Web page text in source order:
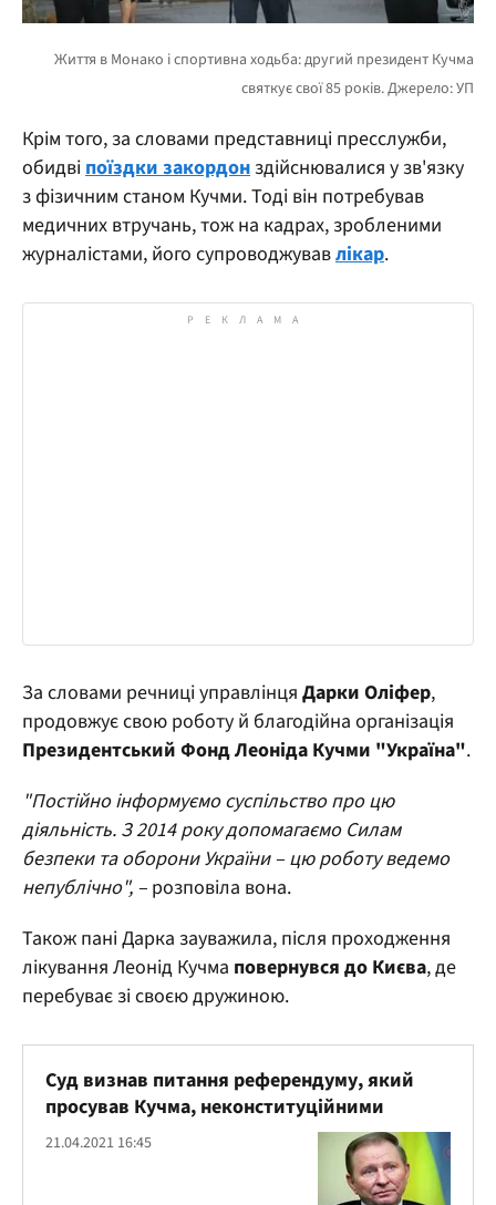
Крім того, за словами представниці пресслужби,
обидві поїздки закордон здійснювалися у зв'язку
з фізичним станом Кучми. Тоді він потребував
медичних втручань, тож на кадрах, зробленими
журналістами, його супроводжувавлікар.
За словами речниці управлінця Дарки Оліфер,
продовжує свою роботу й благодійна організація
Президентський Фонд Леоніда Кучми "Україна".
"Постійно інформуємо суспільство про цю
діяльність. З 2014 року допомагаємо Силам
безпеки та оборони України – цю роботу ведемо
непублічно", – розповіла вона.
Також пані Дарка зауважила, після проходження
лікування Леонід Кучма повернувся до Києва, де
перебуває зі своєю дружиною.
Суд визнав питання референдуму, який
просував Кучма, неконституційними
21.04.2021 16:45